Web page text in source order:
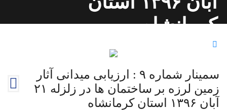
کرمانشاه
سمینار شماره ۹ : ارزیابی میدانی آثار
زمین لرزه بر ساختمان ها در زلزله ۲۱
آبان ۱۳۹۶ استان کرمانشاه